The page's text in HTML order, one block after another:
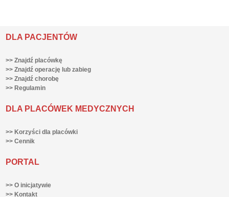
DLA PACJENTÓW
>> Znajdź placówkę
>> Znajdź operację lub zabieg
>> Znajdź chorobę
>> Regulamin
DLA PLACÓWEK MEDYCZNYCH
>> Korzyści dla placówki
>> Cennik
PORTAL
>> O inicjatywie
>> Kontakt